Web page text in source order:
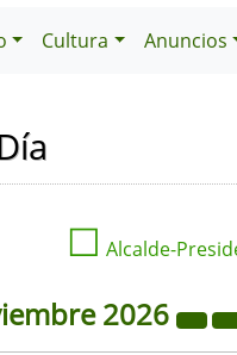
Cultura Anuncios
☐ Alcalde-
2026